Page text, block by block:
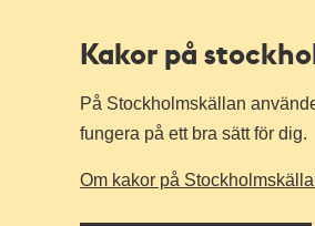
Kakor på
På Stockholmskällan
fungera på ett bra sätt för dig.
Om kakor på